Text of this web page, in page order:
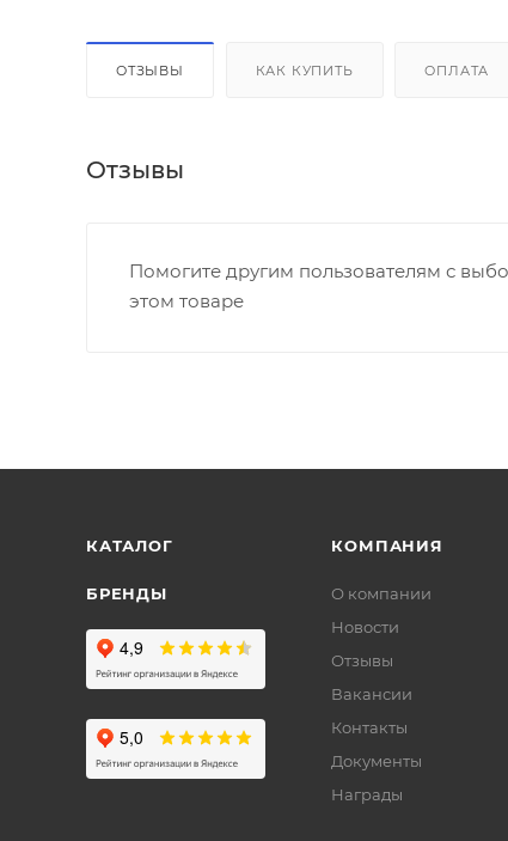
ОТЗЫВЫ КАК КУПИТЬ ОПЛАТА
Отзывы
Помогите другим пользователям с
этом товаре
КАТАЛОГ
БРЕНДЫ
КОМПАНИЯ
О компании
Новости
Отзывы
Вакансии
Контакты
Документы
Награды